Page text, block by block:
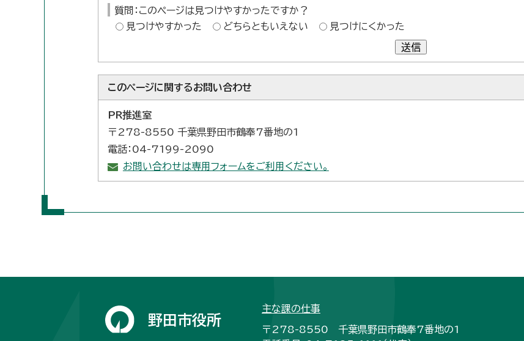
質問：このページは見つけやすかったですか？
見つけやすかった
どちらともいえない 見つけにくかった
送信
このページに関するお問い合わせ
PR推進室
〒278-8550 千葉県野田市鶴奉7番地の1
電話：04-7199-2090
お問い合わせは専用フォームをご利用ください。
野田市役所
主な課の仕事
〒278-8550 千葉県野田市鶴奉7番地の1